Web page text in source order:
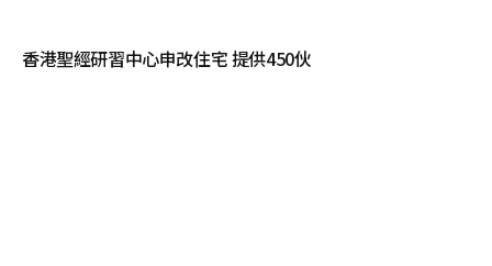
香港聖經研習中心申改住宅 提供450伙